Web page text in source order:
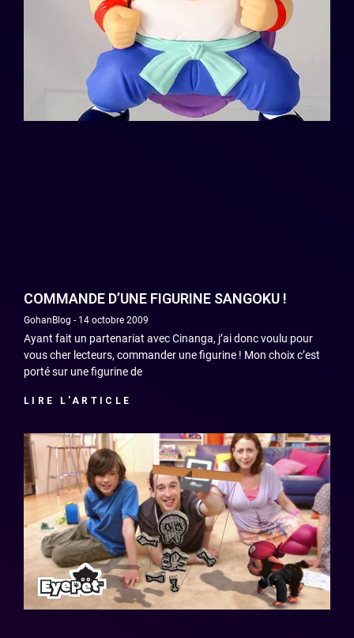
COMMANDE D’UNE FIGURINE SANGOKU !
GohanBlog 14 octobre 2009
Ayant fait un partenariat avec Cinanga, j’ai donc voulu pour
vous cher lecteurs, commander une figurine ! Mon choix c’est
porté sur une figurine de
LIRE L'ARTICLE